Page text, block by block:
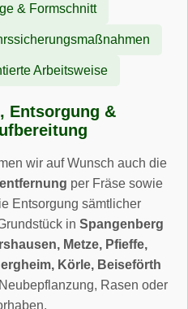
& Formschnitt
Arbeitsweise
Entsorgung &
wir auf Wunsch auch die
per Fräse sowie
Entsorgung sämtlicher
in Spangenberg
Metze, Pfieffe,
Körle, Beiseförth
Rasen oder